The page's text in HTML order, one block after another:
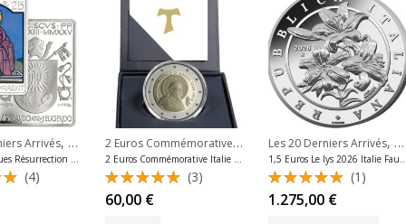
Arrivés Pièces Siège Vacant Vatican
Malte, Les 20 Derniers Arrivés
Arrivés,Pièces Argent Vatican Euros
25 Euros Pâques Résurrection Vatican 2025 Argent Be Très Rare
(4)
2 Euros Commémoratives 2026 2 Euros Commémoratives
2 Euros Commémorative Italie Saint François d’Assise 2026 Be
Note
5.00sur
(3)
60,00€
Les 20 Derniers Arrivés,
1,5 Euros Le lys 2026 Italie Faune et Flore Argent 10 OZ Rare
Note
5.00sur
(1)
1.275,00€